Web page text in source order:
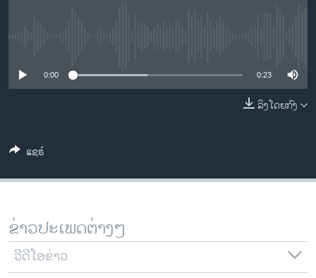
ຊີວິດຊາວລາວ
ທຸລະກິດ
ພາສາອັງກິດ
ສຽງ
ລາຍການກະຈາຍສຽງ
0:00 0:23
ລິງໂດຍກົງ
ແຊຣ໌
ຂ່າວປະເພດຕ່າງໆ
ວີດີໂອຂ່າວ